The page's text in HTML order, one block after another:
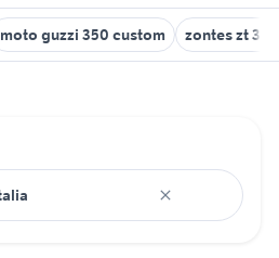
moto guzzi 350 custom zontes zt 350 r